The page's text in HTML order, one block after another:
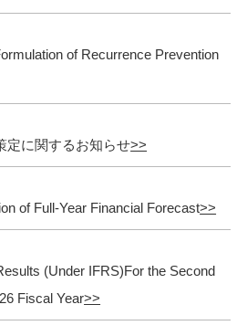
of Recurrence Prevention
定に関するお知らせ
of Full-Year Financial Forecast
(Under IFRS)For the Second
Fiscal Year